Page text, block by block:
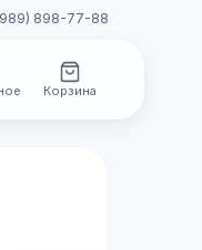
898-77-88
Корзина